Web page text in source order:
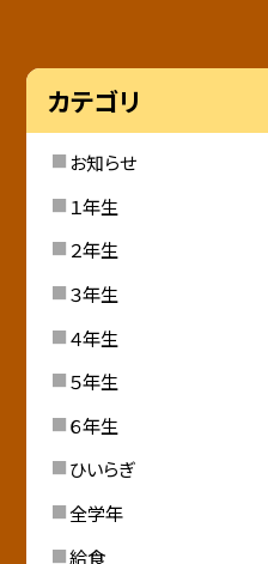
カテゴリ
お知らせ
１年生
２年生
３年生
４年生
５年生
６年生
ひいらぎ
全学年
給食